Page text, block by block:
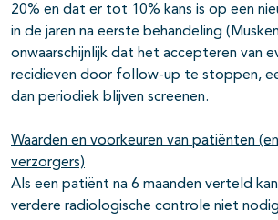
20% en dat er tot 10% kans is op een
in de jaren na eerste behandeling
onwaarschijnlijk dat het accepteren van
recidieven door follow-up te stoppen,
dan periodiek blijven screenen.
Waarden en voorkeuren van patiënten
verzorgers)
Als een patiënt na 6 maanden verteld
verdere radiologische controle niet